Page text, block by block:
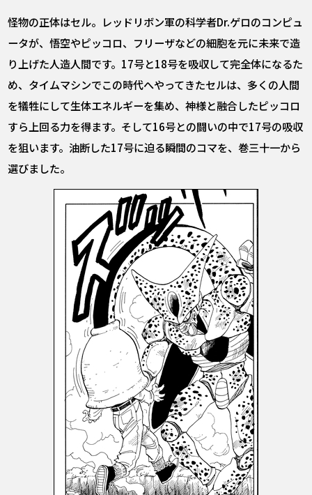
怪物の正体はセル。レッドリボン軍の科学者Dr.ゲロのコンピュ
ータが、悟空やピッコロ、フリーザなどの細胞を元に未来で造
り上げた人造人間です。17号と18号を吸収して完全体になるた
め、タイムマシンでこの時代へやってきたセルは、多くの人間
を犠牲にして生体エネルギーを集め、神様と融合したピッコロ
すら上回る力を得ます。そして16号との闘いの中で17号の吸収
を狙います。油断した17号に迫る瞬間のコマを、巻三十一から
選びました。